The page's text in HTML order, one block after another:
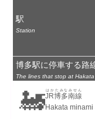
駅
Station
博多駅に停車する路
The lines that stop at
🚂JR博多南線
はかたみなみせん
Hakata minami